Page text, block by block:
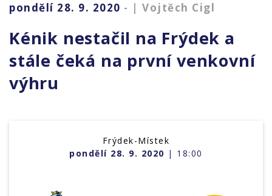
pondělí 28. 9. 2020 - | Vojtěch Cigl
Kénik nestačil na Frýdek a
stále čeká na první venkovní
výhru
Frýdek-Místek
pondělí 28. 9. 2020 | 18:00